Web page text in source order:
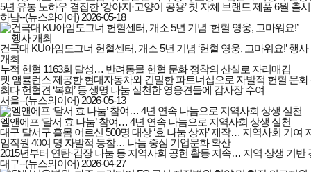
5년 유통 노하우 결집한 ‘강아지·고양이 공용’ 첫 자체 브랜드 제품 6월 출
하남--(뉴스와이어) 2026-05-18
건국대 KU아임도그너 헌혈센터, 개소 5년 기념 ‘헌혈 영웅, 고마워요!’ 행사
개최
누적 헌혈 1163회 달성… 반려동물 헌혈 문화 정착의 산실로 자리매김
펫 앰뷸런스 제공한 현대자동차와 긴밀한 파트너십으로 자발적 헌혈 문화
최다 헌혈견 ‘복희’ 등 생명 나눔 실천한 영웅견들에 감사장 수여
서울--(뉴스와이어) 2026-05-13
엘앤에프 ‘달서 효 나눔’ 참여… 4년 연속 나눔으로 지역사회 상생 실천
대구 달서구 홀몸 어르신 500명 대상 ‘효 나눔 상자’ 제작… 지역사회 기여
임직원 40여 명 자발적 동참… 나눔 중심 기업문화 확산
2015년부터 연탄·김장 나눔 등 지역사회 공헌 활동 지속… 지역 상생 기반
대구--(뉴스와이어) 2026-04-27